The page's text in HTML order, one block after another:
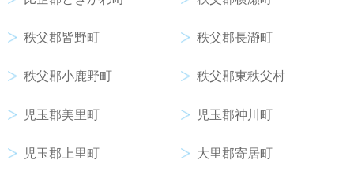
秩父郡皆野町 秩父郡長瀞町
秩父郡小鹿野町 秩父郡東秩父村
児玉郡美里町 児玉郡神川町
児玉郡上里町 大里郡寄居町